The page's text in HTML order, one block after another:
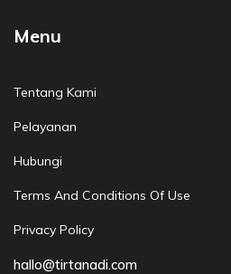
Menu
Tentang Kami
Pelayanan
Hubungi
Terms And Conditions Of Use
Privacy Policy
hallo@tirtanadi.com